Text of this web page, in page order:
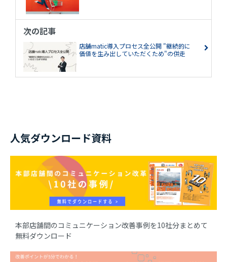
次の記事
店舗matic導入プロセス全公開 "継続的に
価値を生み出していただくため"の併走
人気ダウンロード資料
本部店舗間のコミュニケーション改善事例を10社分まとめて
無料ダウンロード